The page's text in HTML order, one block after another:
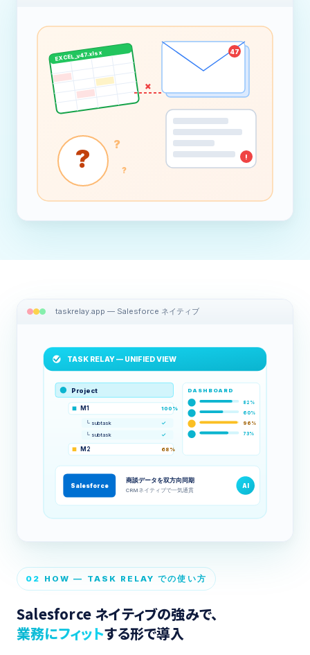
EXCEL_v47.xlsx 47
!
? ?
?
×
02 HOW — TASK RELAY での使い方
Salesforce ネイティブの強みで、
業務にフィットする形で導入
taskrelay.app — Salesforce ネイティブ
TASK RELAY — UNIFIED VIEW
Project
M1 100%
└ subtask ✓
└ subtask ✓
M2 68%
DASHBOARD
82%
60%
96%
73%
Salesforce
商談データを双方向同期
CRMネイティブで一気通貫
AI